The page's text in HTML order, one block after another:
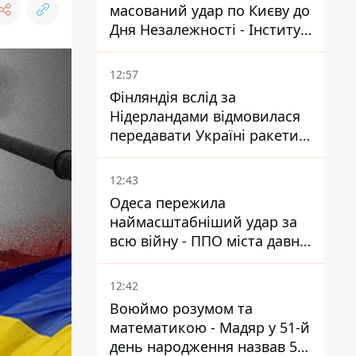
масований удар по Києву до
Дня Незалежності - Інститут
вивчення війни
12:57
Фінляндія вслід за
Нідерландами відмовилася
передавати Україні ракети
ППО Patriot
12:43
Одеса пережила
наймасштабніший удар за
всю війну - ППО міста давно
потребує посилення
12:42
Воюймо розумом та
математикою - Мадяр у 51-й
день народження назвав 5